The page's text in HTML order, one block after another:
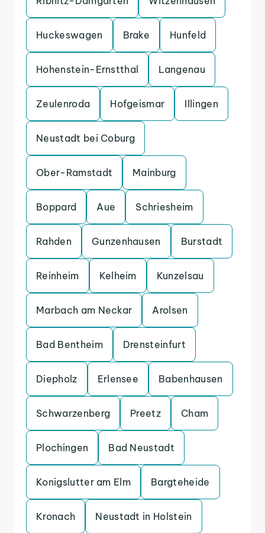
Huckeswagen Brake Hunfeld
Hohenstein-Ernstthal Langenau
Zeulenroda Hofgeismar Illingen
Neustadt bei Coburg
Ober-Ramstadt Mainburg
Boppard Aue Schriesheim
Rahden Gunzenhausen Burstadt
Reinheim Kelheim Kunzelsau
Marbach am Neckar Arolsen
Bad Bentheim Drensteinfurt
Diepholz Erlensee Babenhausen
Schwarzenberg Preetz Cham
Plochingen Bad Neustadt
Konigslutter am Elm Bargteheide
Kronach Neustadt in Holstein